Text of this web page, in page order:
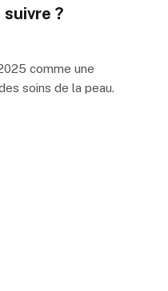
?
comme une
soins de la peau.